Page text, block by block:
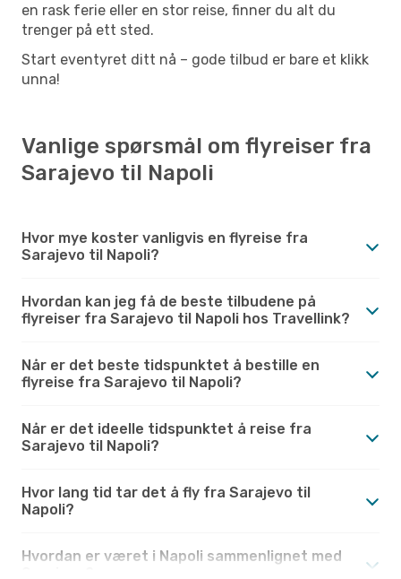
en rask ferie eller en stor reise, finner du alt du
trenger på ett sted.
Start eventyret ditt nå – gode tilbud er bare et klikk
unna!
Vanlige spørsmål om flyreiser fra
Sarajevo til Napoli
Hvor mye koster vanligvis en flyreise fra
Sarajevo til Napoli?
Hvordan kan jeg få de beste tilbudene på
flyreiser fra Sarajevo til Napoli hos Travellink?
Når er det beste tidspunktet å bestille en
flyreise fra Sarajevo til Napoli?
Når er det ideelle tidspunktet å reise fra
Sarajevo til Napoli?
Hvor lang tid tar det å fly fra Sarajevo til
Napoli?
Hvordan er været i Napoli sammenlignet med